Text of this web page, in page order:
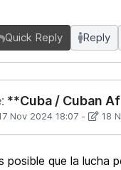
Quick Reply Reply
**Cuba / Cuban
Nov 2024 18:07 - 18
posible que la lucha